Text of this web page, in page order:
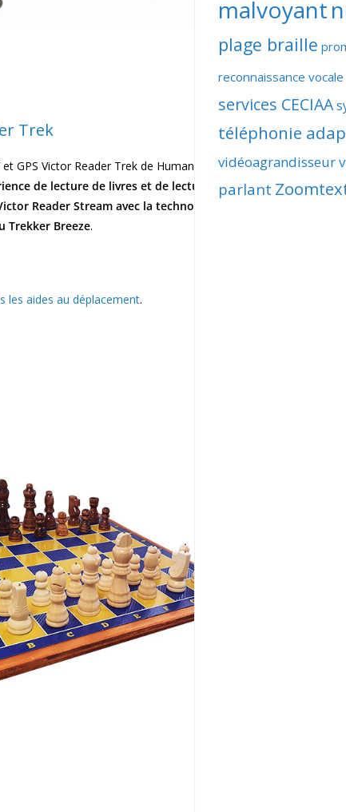
Trek
et GPS Victor Reader Trek de Humanware
de lecture de livres et de lecture
Reader Stream avec la technologie
Trekker Breeze.
les aides au déplacement.
malvoyant
plage braille
reconnaissance vocale
services CECIAA
téléphonie
vidéoagrandisseur
parlant